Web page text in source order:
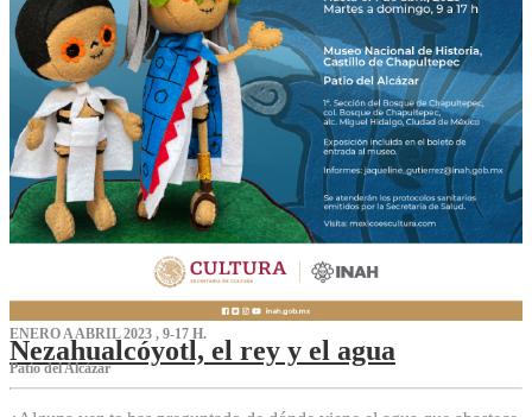
ENERO A ABRIL 2023 , 9-17 H.
Nezahualcóyotl, el rey y el agua
Patio del Alcázar